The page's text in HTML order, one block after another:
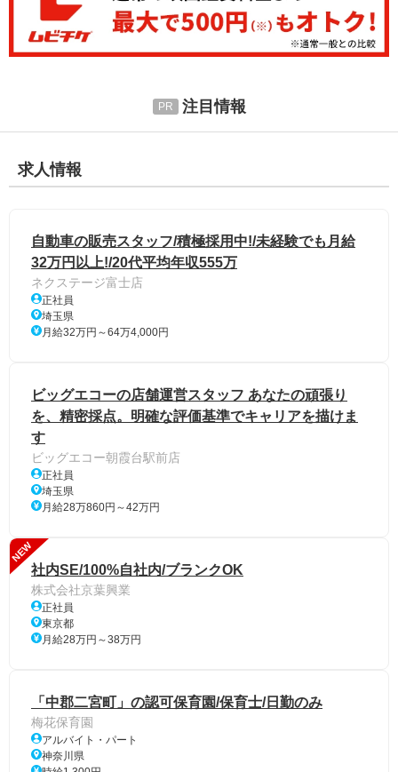
注目情報
求人情報
自動車の販売スタッフ/積極採用中!/未経験でも月給
32万円以上!/20代平均年収555万
ネクステージ富士店
正社員
埼玉県
月給32万円～64万4,000円
ビッグエコーの店舗運営スタッフ あなたの頑張り
を、精密採点。明確な評価基準でキャリアを描けま
す
ビッグエコー朝霞台駅前店
正社員
埼玉県
月給28万860円～42万円
NEW
社内SE/100%自社内/ブランクOK
株式会社京葉興業
正社員
東京都
月給28万円～38万円
「中郡二宮町」の認可保育園/保育士/日勤のみ
梅花保育園
アルバイト・パート
神奈川県